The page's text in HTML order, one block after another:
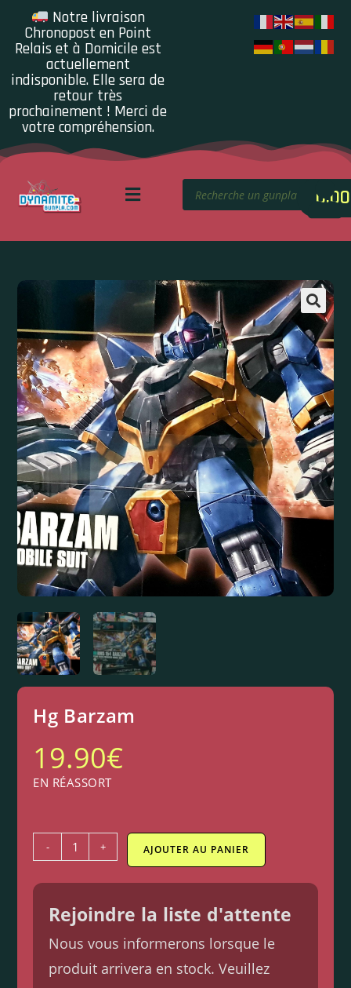
Notre livraison
Chronopost en Point
Relais et à Domicile est
actuellement
indisponible. Elle sera de
retour très
prochainement ! Merci de
votre compréhension.
0.00
Hg Barzam
19.90€
EN RÉASSORT
- + AJOUTER AU PANIER
Rejoindre la liste d'attente
Nous vous informerons lorsque le
produit arrivera en stock. Veuillez